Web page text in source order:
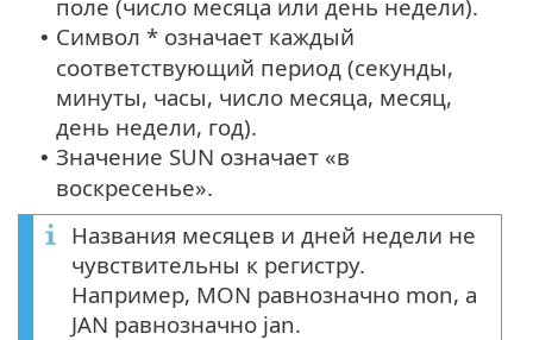
поле (число месяца или день недели).
• Символ * означает каждый
соответствующий период (секунды,
минуты, часы, число месяца, месяц,
день недели, год).
• Значение SUN означает «в
воскресенье».
Названия месяцев и дней недели не
чувствительны к регистру.
Например, MON равнозначно mon, а
JAN равнозначно jan.